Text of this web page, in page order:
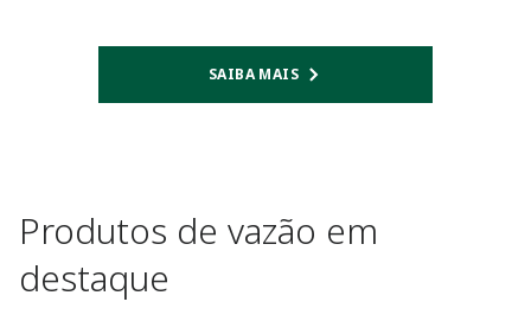
SAIBA MAIS​
Produtos de vazão em
destaque